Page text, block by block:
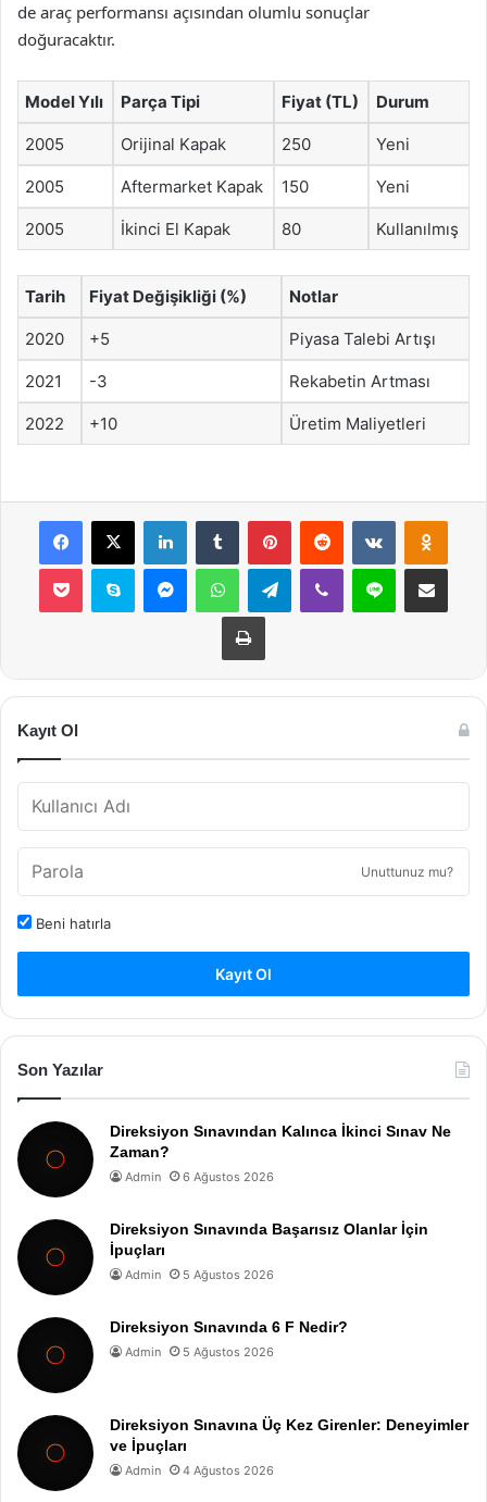
de araç performansı açısından olumlu sonuçlar
doğuracaktır.
Model Yılı Parça Tipi Fiyat (TL) Durum
2005 Orijinal Kapak 250 Yeni
2005 Aftermarket Kapak 150 Yeni
2005 İkinci El Kapak 80 Kullanılmış
Tarih Fiyat Değişikliği (%) Notlar
2020 +5 Piyasa Talebi Artışı
2021 -3 Rekabetin Artması
2022 +10 Üretim Maliyetleri
Facebook
X LinkedInTumblr PinterestReddit VKontakte
Pocket Skype MessengerWhatsAppTelegramViber Line E-Posta ile
Yazdır
Kayıt Ol
Unuttunuz mu?
Beni hatırla
Kayıt Ol
Son Yazılar
Direksiyon Sınavından Kalınca İkinci Sınav Ne
Zaman?
Admin 6 Ağustos 2026
Direksiyon Sınavında Başarısız Olanlar İçin
İpuçları
Admin 5 Ağustos 2026
Direksiyon Sınavında 6 F Nedir?
Admin 5 Ağustos 2026
Direksiyon Sınavına Üç Kez Girenler: Deneyimler
ve İpuçları
Admin 4 Ağustos 2026